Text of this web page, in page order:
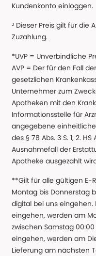
Kundenkonto einloggen.
³ Dieser Preis gilt für die
Zuzahlung.
*UVP = Unverbindliche
AVP = Der für den Fall
gesetzlichen
Unternehmer zum
Apotheken mit den
Informationsstelle für
angegebene
des § 78 Abs. 3 S. 1, 2.
Ausnahmefall der
Apotheke ausgezahlt
**Gilt für alle gültigen E-
Montag bis Donnerstag
digital bei uns eingehen.
eingehen, werden am
zwischen Samstag
eingehen, werden am
Lieferung am nächsten